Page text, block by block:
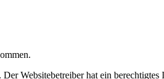
Websitebetreiber hat ein berechtigtes